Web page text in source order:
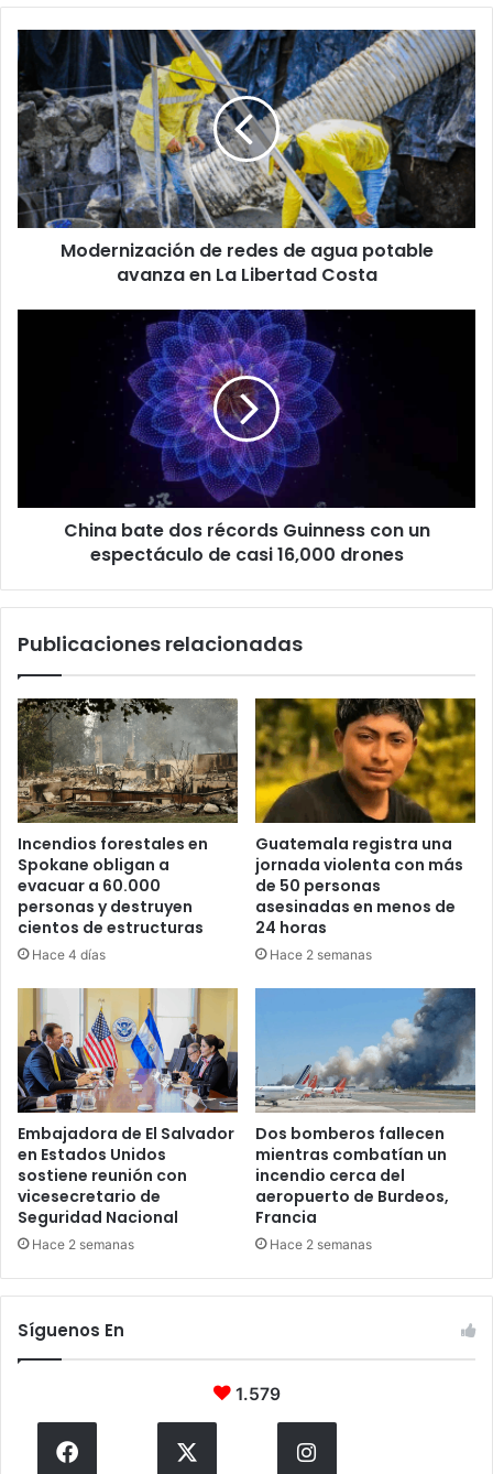
Modernización
de
redes
de
agua
potable
avanza
en
La
LibertadModernización de redes de agua potable
avanza en La Libertad Costa
de
China bate dos récords Guinness con un
espectáculo de casi 16,000 drones
Publicaciones relacionadas
Incendios forestales en
Spokane obligan a
evacuar a 60.000
personas y destruyen
cientos de estructuras
Hace 4 días
Guatemala registra una
jornada violenta con más
de 50 personas
asesinadas en menos de
24 horas
Hace 2 semanas
Embajadora de El Salvador
en Estados Unidos
sostiene reunión con
vicesecretario de
Seguridad Nacional
Hace 2 semanas
Dos bomberos fallecen
mientras combatían un
incendio cerca del
aeropuerto de Burdeos,
Francia
Hace 2 semanas
Síguenos En
1.579